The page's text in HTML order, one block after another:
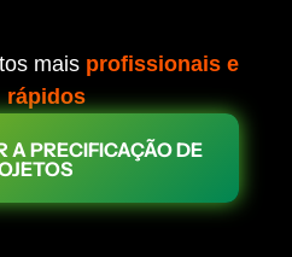
mais profissionais e
rápidos
A PRECIFICAÇÃO DE